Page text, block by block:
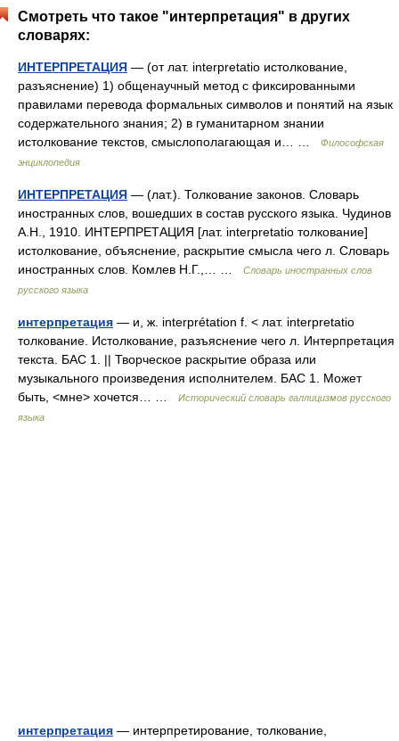
Смотреть что такое "интерпретация" в других
словарях:
ИНТЕРПРЕТАЦИЯ — (от лат. interpretatio истолкование,
разъяснение) 1) общенаучный метод с фиксированными
правилами перевода формальных символов и понятий на язык
содержательного знания; 2) в гуманитарном знании
истолкование текстов, смыслополагающая и… …
Философская
энциклопедия
ИНТЕРПРЕТАЦИЯ — (лат.). Толкование законов. Словарь
иностранных слов, вошедших в состав русского языка. Чудинов
А.Н., 1910. ИНТЕРПРЕТАЦИЯ [лат. interpretatio толкование]
истолкование, объяснение, раскрытие смысла чего л. Словарь
иностранных слов. Комлев Н.Г.,… …
Словарь иностранных слов
русского языка
интерпретация — и, ж. interprétation f. < лат. interpretatio
толкование. Истолкование, разъяснение чего л. Интерпретация
текста. БАС 1. || Творческое раскрытие образа или
музыкального произведения исполнителем. БАС 1. Может
быть, <мне> хочется… …
Исторический словарь галлицизмов русского
языка
интерпретация — интерпретирование, толкование,